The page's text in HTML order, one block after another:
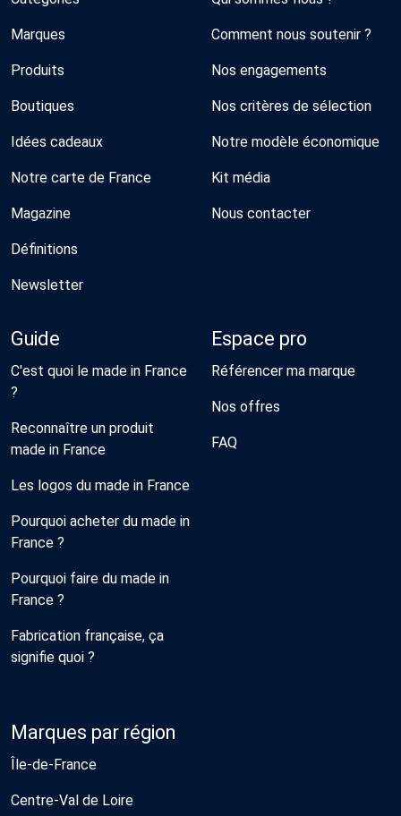
Marques
Produits
Boutiques
Idées cadeaux
Notre carte de France
Magazine
Définitions
Newsletter
Comment nous soutenir ?
Nos engagements
Nos critères de sélection
Notre modèle économique
Kit média
Nous contacter
Guide
C'est quoi le made in France
?
Reconnaître un produit
made in France
Les logos du made in France
Pourquoi acheter du made in
France ?
Pourquoi faire du made in
France ?
Fabrication française, ça
signifie quoi ?
Espace pro
Référencer ma marque
Nos offres
FAQ
Marques par région
Île-de-France
Centre-Val de Loire